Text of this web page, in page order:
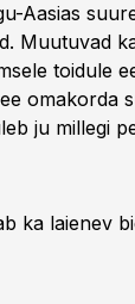
Aasias
Muutuvad
toidule
omakorda
ju millegi
ka laienev